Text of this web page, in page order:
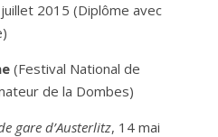
2015 (Diplôme avec
(Festival National de
de la Dombes)
gare d’Austerlitz, 14 mai